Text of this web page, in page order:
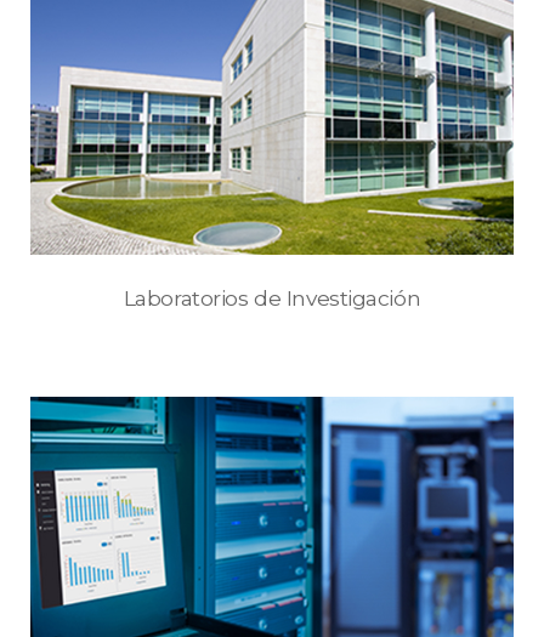
Laboratorios de Investigación